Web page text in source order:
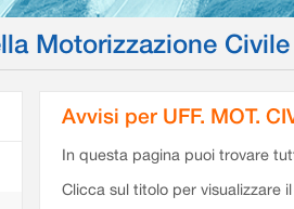
Motorizzazione Civile
Avvisi per UFF. MOT.
In questa pagina puoi trovare
Clicca sul titolo per visualizzare